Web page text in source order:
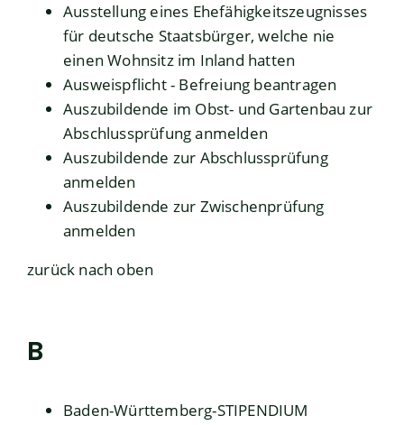
Ausstellung eines Ehefähigkeitszeugnisses
für deutsche Staatsbürger, welche nie
einen Wohnsitz im Inland hatten
Ausweispflicht - Befreiung beantragen
Auszubildende im Obst- und Gartenbau zur
Abschlussprüfung anmelden
Auszubildende zur Abschlussprüfung
anmelden
Auszubildende zur Zwischenprüfung
anmelden
zurück nach oben
B
Baden-Württemberg-STIPENDIUM